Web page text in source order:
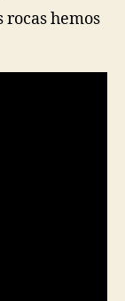
rocas hemos